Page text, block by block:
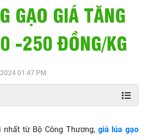
GẠO GIÁ TĂNG
-250 ĐỒNG/KG
01:47 PM
từ Bộ Công Thương, giá lúa gạo